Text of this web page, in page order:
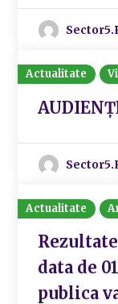
Actualitate
Actualitate
data de
publica